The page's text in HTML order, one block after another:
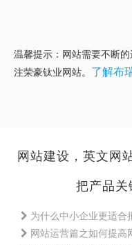
温馨提示：网站需要不断
注荣豪钛业网站。 了解布
网站建设，英文网
把产品关
为什么中小企业更适合
网站运营篇之如何提高